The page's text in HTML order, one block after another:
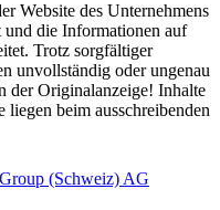
Website des Unternehmens
die Informationen auf
Trotz sorgfältiger
unvollständig oder ungenau
der Originalanzeige! Inhalte
beim ausschreibenden
(Schweiz) AG